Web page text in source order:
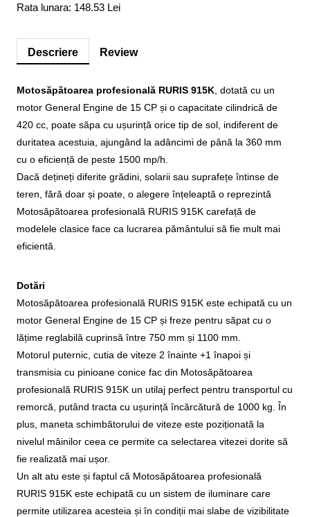
Rata lunara: 148.53 Lei
Descriere Review
Motosăpătoarea profesională RURIS 915K , dotată cu un
motor General Engine de 15 CP și o capacitate cilindrică de
420 cc, poate săpa cu ușurință orice tip de sol, indiferent de
duritatea acestuia, ajungând la adâncimi de până la 360 mm
cu o eficiență de peste 1500 mp/h.
Dacă dețineți diferite grădini, solarii sau suprafețe întinse de
teren, fără doar și poate, o alegere înțeleaptă o reprezintă
Motosăpătoarea profesională RURIS 915K carefață de
modelele clasice face ca lucrarea pământului să fie mult mai
eficientă.
Dotări
Motosăpătoarea profesională RURIS 915K este echipată cu un
motor General Engine de 15 CP și freze pentru săpat cu o
lățime reglabilă cuprinsă între 750 mm și 1100 mm.
Motorul puternic, cutia de viteze 2 înainte +1 înapoi și
transmisia cu pinioane conice fac din Motosăpătoarea
profesională RURIS 915K un utilaj perfect pentru transportul cu
remorcă, putând tracta cu ușurință încărcătură de 1000 kg. În
plus, maneta schimbătorului de viteze este poziționată la
nivelul mâinilor ceea ce permite ca selectarea vitezei dorite să
fie realizată mai ușor.
Un alt atu este și faptul că Motosăpătoarea profesională
RURIS 915K este echipată cu un sistem de iluminare care
permite utilizarea acesteia și în condiții mai slabe de vizibilitate